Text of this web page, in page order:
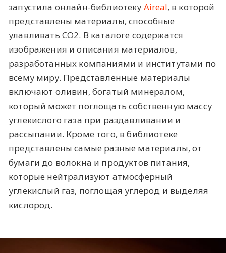
запустила онлайн-библиотеку Aireal, в которой
представлены материалы, способные
улавливать CO2. В каталоге содержатся
изображения и описания материалов,
разработанных компаниями и институтами по
всему миру. Представленные материалы
включают оливин, богатый минералом,
который может поглощать собственную массу
углекислого газа при раздавливании и
рассыпании. Кроме того, в библиотеке
представлены самые разные материалы, от
бумаги до волокна и продуктов питания,
которые нейтрализуют атмосферный
углекислый газ, поглощая углерод и выделяя
кислород.